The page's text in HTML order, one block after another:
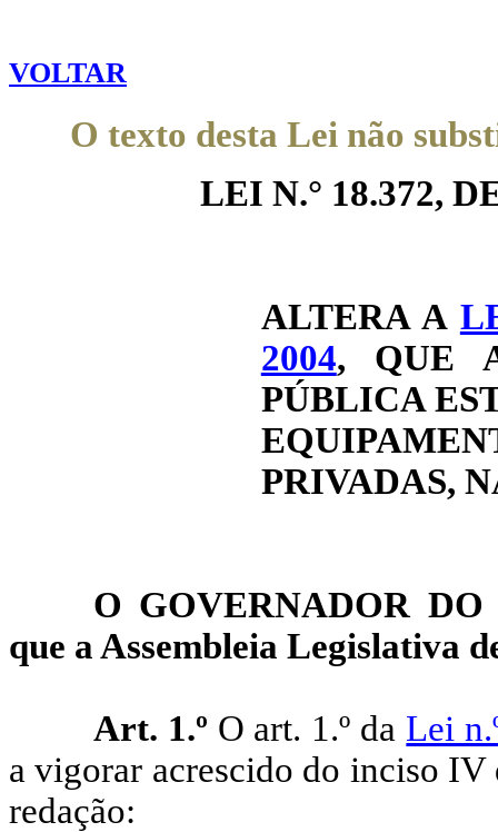
VOLTAR
O texto desta Lei não
LEI N.° 18.372,
ALTERA A
2004, QUE
PÚBLICA
PRIVADAS,
O GOVERNADOR
que aAssembleia Legislativa
Art. 1.º O art. 1.º da Lei
a vigorar acrescido do inciso IV
redação: